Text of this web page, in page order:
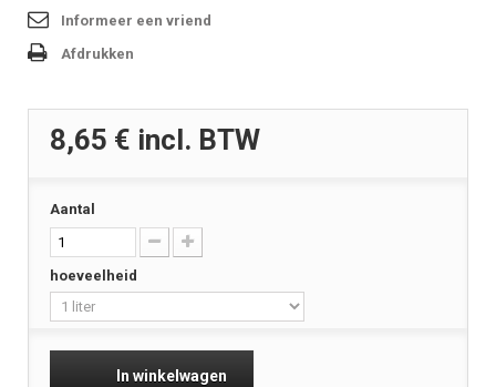
Informeer een vriend
Afdrukken
8,65 € incl. BTW
Aantal
hoeveelheid
In winkelwagen